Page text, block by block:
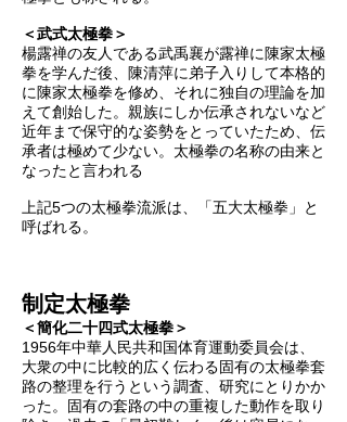
＜武式太極拳＞
楊露禅の友人である武禹襄が露禅に陳家太極
拳を学んだ後、陳清萍に弟子入りして本格的
に陳家太極拳を修め、それに独自の理論を加
えて創始した。親族にしか伝承されないなど
近年まで保守的な姿勢をとっていたため、伝
承者は極めて少ない。太極拳の名称の由来と
なったと言われる
上記5つの太極拳流派は、「五大太極拳」と
呼ばれる。
制定太極拳
＜簡化二十四式太極拳＞
1956年中華人民共和国体育運動委員会は、
大衆の中に比較的広く伝わる固有の太極拳套
路の整理を行うという調査、研究にとりかか
った。固有の套路の中の重複した動作を取り